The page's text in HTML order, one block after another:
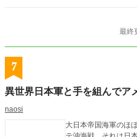
最終
7
異世界日本軍と手を組んでア
naosi
大日本帝国海軍のほ